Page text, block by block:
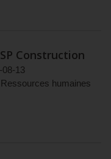
Construction
08-13
humaines